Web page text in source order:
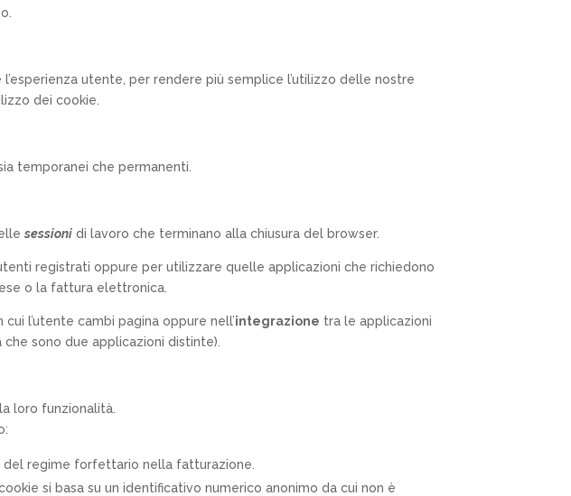
utente, per rendere più semplice l’utilizzo delle nostre
dei cookie.
temporanei che permanenti.
sessioni di lavoro che terminano alla chiusura del browser.
registrati oppure per utilizzare quelle applicazioni che richiedono
o la fattura elettronica.
l’utente cambi pagina oppure nell’integrazione tra le applicazioni
sono due applicazioni distinte).
loro funzionalità.
del regime forfettario nella fatturazione.
si basa su un identificativo numerico anonimo da cui non è